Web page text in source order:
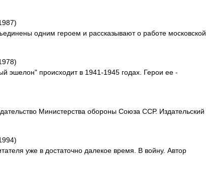
одним героем и рассказывают о работе московской
эшелон" происходит в 1941-1945 годах. Герои ее -
Министерства обороны Союза ССР. Издательский
уже в достаточно далекое время. В войну. Автор